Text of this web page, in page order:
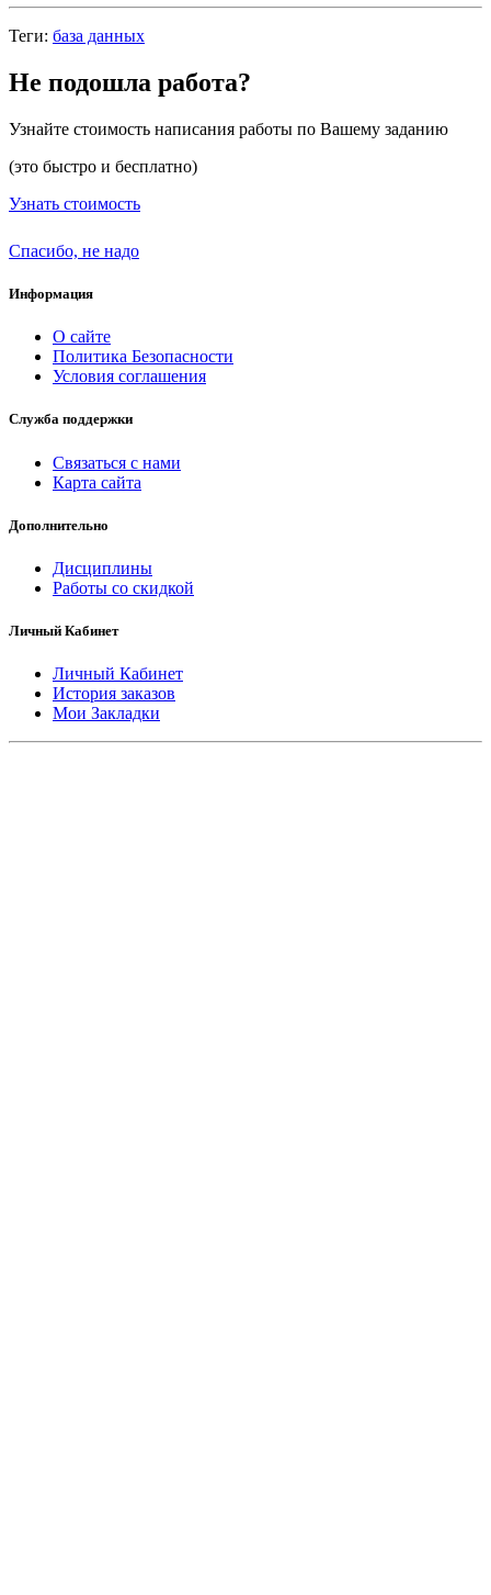
Теги: база данных
Не подошла работа?
Узнайте стоимость написания работы по Вашему заданию
(это быстро и бесплатно)
Узнать стоимость
Спасибо, не надо
Информация
О сайте
Политика Безопасности
Условия соглашения
Служба поддержки
Связаться с нами
Карта сайта
Дополнительно
Дисциплины
Работы со скидкой
Личный Кабинет
Личный Кабинет
История заказов
Мои Закладки